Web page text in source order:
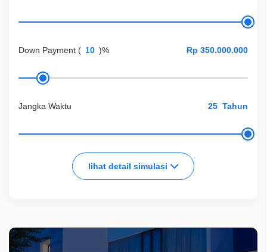
Down Payment ( )%
Jangka Waktu Tahun
lihat detail simulasi